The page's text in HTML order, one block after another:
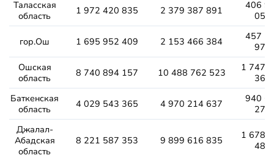
Таласская
область
1 972 420 835 2 379 387 891
406
056
гор.Ош 1 695 952 409 2 153 466 384
457
975
Ошская
область
8 740 894 157 10 488 762 523
1 747
366
Баткенская
область
4 029 543 365 4 970 214 637
940
272
Джалал-
Абадская
область
8 221 587 353 9 899 616 835
1 678
482